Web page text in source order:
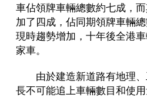
車佔領牌車輛總數約七成，
加了四成，佔同期領牌車輛
現時趨勢增加，十年後全港
家車。
由於建造新道路有地理、
長不可能追上車輛數目和使